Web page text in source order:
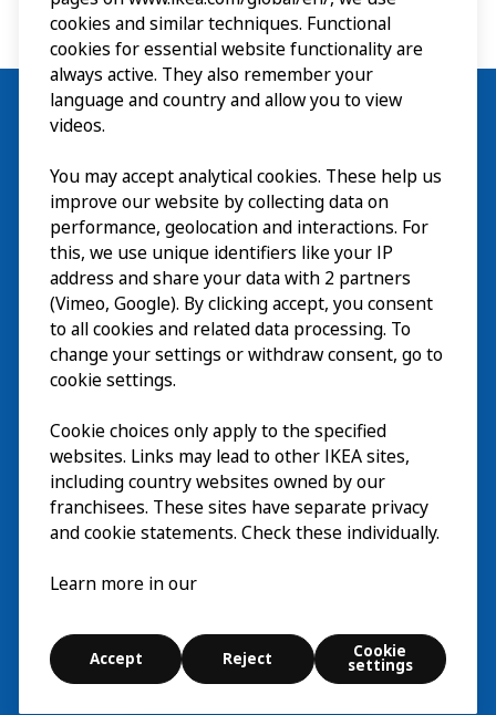
Esplora Cerca
Visita
Esplora
Eventi in corsoEN
Chi siamoEN
© Inter IKEA Systems B.V. 2026
Cookie settings
cookies and similar techniques. Functional
cookies for essential website functionality are
always active. They also remember your
language and country and allow you to view
videos.
You may accept analytical cookies. These help us
improve our website by collecting data on
performance, geolocation and interactions. For
this, we use unique identifiers like your IP
address and share your data with 2 partners
(Vimeo, Google). By clicking accept, you consent
to all cookies and related data processing. To
change your settings or withdraw consent, go to
cookie settings.
Cookie choices only apply to the specified
websites. Links may lead to other IKEA sites,
including country websites owned by our
franchisees. These sites have separate privacy
and cookie statements. Check these individually.
Learn more in our
Accept Reject Cookie
settings